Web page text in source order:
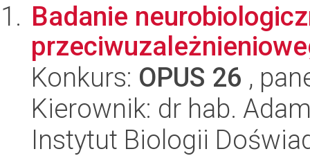
Badanie
Konkurs: OPUS 26 ,
Kierownik: dr hab.
Instytut Biologii